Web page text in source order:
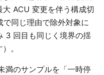
大 ACU 変更を伴う構成切
で同じ理由で除外対象に
3 回目も同じく境界の揺
。
満のサンプルを「一時停